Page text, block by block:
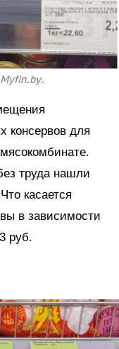
консервов для
труда нашли
касается
в зависимости
руб.